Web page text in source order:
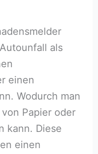
als
einen
Wodurch man
Papier oder
kann. Diese
einen